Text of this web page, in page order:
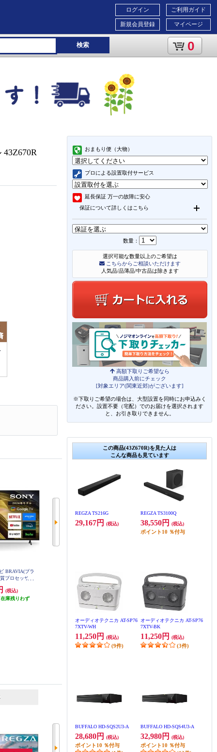
ご利用ガイド
マイページ
ログイン
新規会員登録
検索 0
おまもり便（大物）
プロによる設置取付サービス
延長保証 万一の故障に安心
保証について詳しくはこちら
数量：
選択可能な数量以上のご希望は
こちらからご相談いただけます
人気品/品薄品/中古品は除きます
高額下取りご希望なら
商品購入前にチェック
[対象エリア(関東近郊)がございます]
※下取りご希望の場合は、大型設置を同時にお申込みく
ださい。設置不要（宅配）でのお届けを選択されます
と、お引き取りできません。
この商品(43Z670R)を見た人は
こんな商品も見ています
REGZA TS216G
29,167円 (税込)
REGZA TS3100Q
38,550円 (税込)
ポイント 10 ％付与
オーディオテクニカ AT-SP76
7XTV-WH
11,250円 (税込)
(9件)
オーディオテクニカ AT-SP76
7XTV-BK
11,250円 (税込)
(3件)
BUFFALO HD-SQS2U3-A
28,680円 (税込)
ポイント 10 ％付与
BUFFALO HD-SQS4U3-A
32,980円 (税込)
ポイント 10 ％付与
BRAVIA(ブラ
プロセッサー
43X81L
(税込)
庫残りわず
(ビエラ) 55V型/最新世代高輝度パ
ネル/firetv搭載/転倒防止スタンド
TV-55Z90B
206,800円(税込)
発送目安: 即納（在庫あり）
オス)【50V型/BS・CS 4Kダブルチ
ューナー内蔵/GoogleTV搭載】 4T-
C50GN2
119,800円
発送目安:即納（在庫あり）
6位 7 位